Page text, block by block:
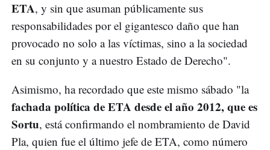
ETA, y sin que asuman públicamente sus
responsabilidades por el gigantesco daño que han
provocado no solo a las víctimas, sino a la sociedad
en su conjunto y a nuestro Estado de Derecho".
Asimismo, ha recordado que este mismo sábado "la
fachada política de ETA desde el año 2012, que es
Sortu, está confirmando el nombramiento de David
Pla, quien fue el último jefe de ETA, como número